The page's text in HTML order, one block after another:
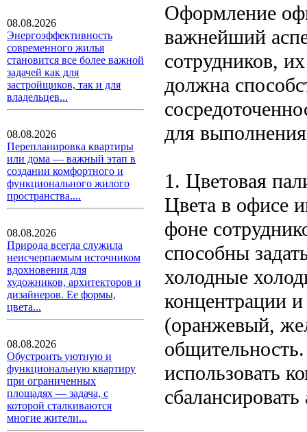
08.08.2026
Энергоэффективность
современного жилья
становится все более важной
задачей как для
застройщиков, так и для
владельцев...
08.08.2026
Перепланировка квартиры
или дома — важный этап в
создании комфортного и
функционального жилого
пространства....
08.08.2026
Природа всегда служила
неисчерпаемым источником
вдохновения для
художников, архитекторов и
дизайнеров. Ее формы,
цвета...
08.08.2026
Обустроить уютную и
функциональную квартиру
при ограниченных
площадях — задача, с
которой сталкиваются
многие жители...
Оформление
важнейший
сотрудников,
должна
для
1. Цветовая
Цвета в офисе
фоне
способны
холодные
концентрации
(оранжевый,
использовать